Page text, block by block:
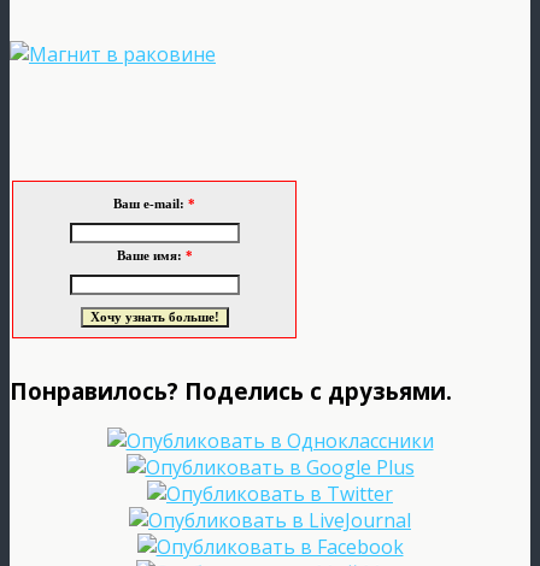
Ваш e-mail: *
Ваше имя: *
Понравилось? Поделись с друзьями.